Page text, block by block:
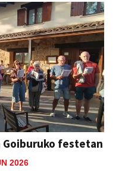
Goiburuko festetan
2026